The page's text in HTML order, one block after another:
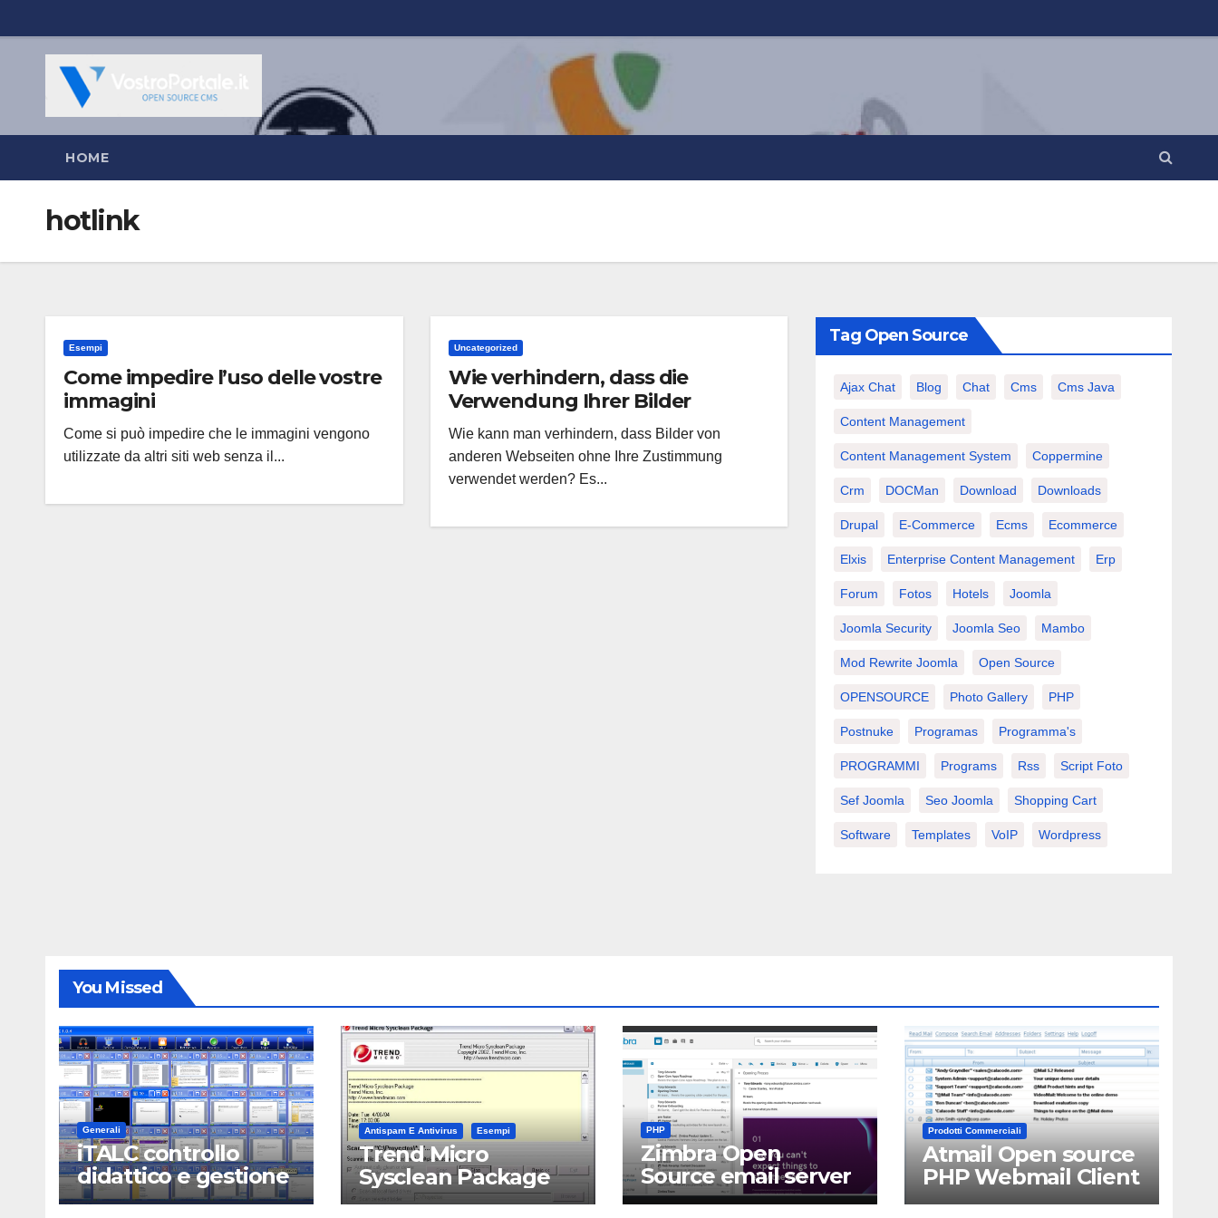
al
contenuto
HOME
hotlink
Esempi
Come impedire l’uso delle vostre
immagini
Come si può impedire che le immagini vengono
utilizzate da altri siti web senza il...
Uncategorized
Wie verhindern, dass die
Verwendung Ihrer Bilder
Wie kann man verhindern, dass Bilder von
anderen Webseiten ohne Ihre Zustimmung
verwendet werden? Es...
Tag Open Source
Ajax Chat Blog Chat Cms Cms Java
Content Management
Content Management System Coppermine
Crm DOCMan Download Downloads
Drupal E-Commerce Ecms Ecommerce
Elxis Enterprise Content Management Erp
Forum Fotos Hotels Joomla
Joomla Security Joomla Seo Mambo
Mod Rewrite Joomla Open Source
OPENSOURCE Photo Gallery PHP
Postnuke Programas Programma's
PROGRAMMI Programs Rss Script Foto
Sef Joomla Seo Joomla Shopping Cart
Software Templates VoIP Wordpress
You Missed
Generali
iTALC controllo
didattico e gestione
LAN scolastica
Antispam E Antivirus Esempi
Trend Micro
Sysclean Package
PHP
Zimbra Open
Source email server
software
Prodotti Commerciali
Atmail Open source
PHP Webmail Client